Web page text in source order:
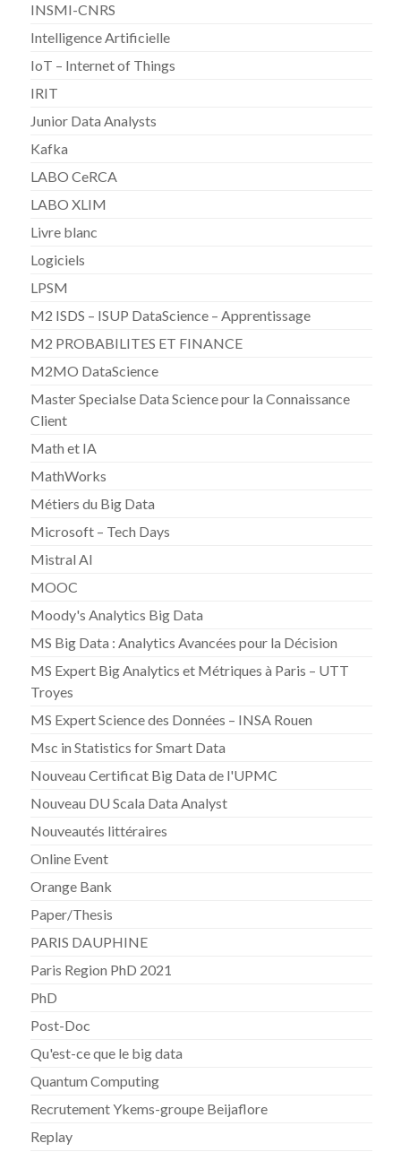
INSMI-CNRS
Intelligence Artificielle
IoT – Internet of Things
IRIT
Junior Data Analysts
Kafka
LABO CeRCA
LABO XLIM
Livre blanc
Logiciels
LPSM
M2 ISDS – ISUP DataScience – Apprentissage
M2 PROBABILITES ET FINANCE
M2MO DataScience
Master Specialse Data Science pour la Connaissance
Client
Math et IA
MathWorks
Métiers du Big Data
Microsoft – Tech Days
Mistral AI
MOOC
Moody's Analytics Big Data
MS Big Data : Analytics Avancées pour la Décision
MS Expert Big Analytics et Métriques à Paris – UTT
Troyes
MS Expert Science des Données – INSA Rouen
Msc in Statistics for Smart Data
Nouveau Certificat Big Data de l'UPMC
Nouveau DU Scala Data Analyst
Nouveautés littéraires
Online Event
Orange Bank
Paper/Thesis
PARIS DAUPHINE
Paris Region PhD 2021
PhD
Post-Doc
Qu'est-ce que le big data
Quantum Computing
Recrutement Ykems-groupe Beijaflore
Replay